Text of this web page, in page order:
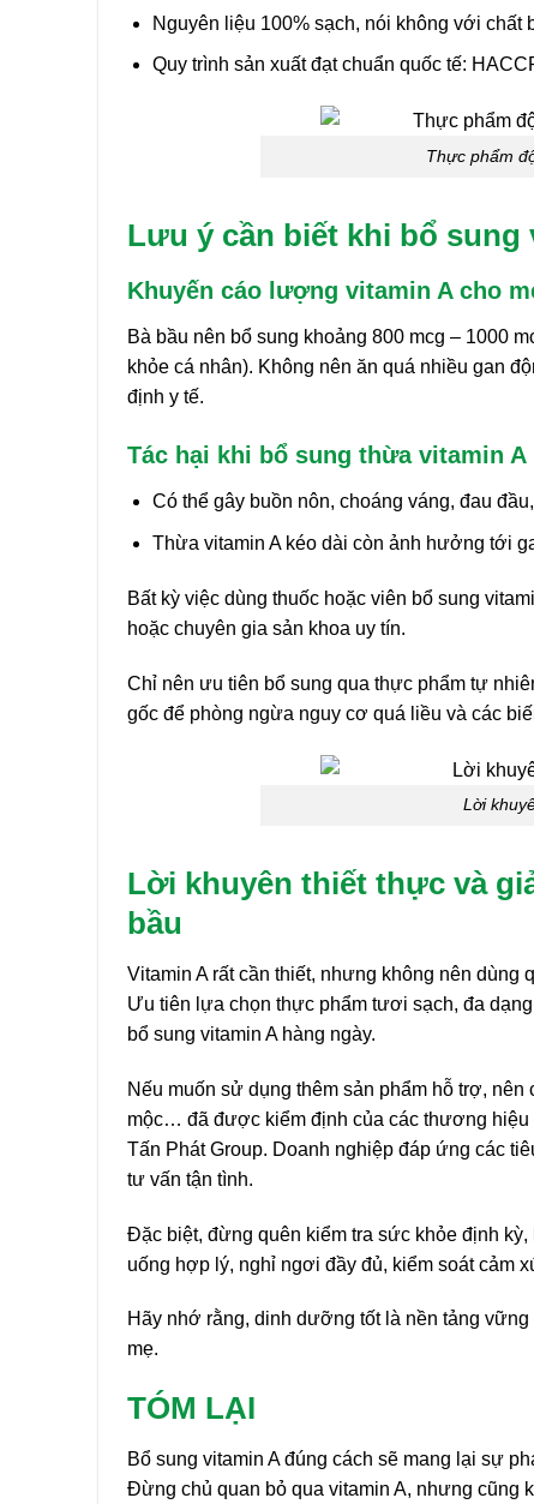
Nguyên liệu 100% sạch, nói không với chất
Quy trình sản xuất đạt chuẩn quốc tế:
Thực phẩm
Lưu ý cần biết khi bổ sung
Khuyến cáo lượng vitamin A cho
Bà bầu nên bổ sung khoảng 800 mcg – 1000
khỏe cá nhân). Không nên ăn quá nhiều gan
định y tế.
Tác hại khi bổ sung thừa vitamin A
Có thể gây buồn nôn, choáng váng, đau
Thừa vitamin A kéo dài còn ảnh hưởng tới
Bất kỳ việc dùng thuốc hoặc viên bổ sung
hoặc chuyên gia sản khoa uy tín.
Chỉ nên ưu tiên bổ sung qua thực phẩm tự
gốc để phòng ngừa nguy cơ quá liều và các
Lời
Lời khuyên thiết thực và
bầu
Vitamin A rất cần thiết, nhưng không nên dùng
Ưu tiên lựa chọn thực phẩm tươi sạch, đa
bổ sung vitamin A hàng ngày.
Nếu muốn sử dụng thêm sản phẩm hỗ trợ,
mộc… đã được kiểm định của các thương hiệu
Tấn Phát Group. Doanh nghiệp đáp ứng các
tư vấn tận tình.
Đặc biệt, đừng quên kiểm tra sức khỏe định
uống hợp lý, nghỉ ngơi đầy đủ, kiểm soát cảm
Hãy nhớ rằng, dinh dưỡng tốt là nền tảng
mẹ.
TÓM LẠI
Bổ sung vitamin A đúng cách sẽ mang lại sự
Đừng chủ quan bỏ qua vitamin A, nhưng cũng